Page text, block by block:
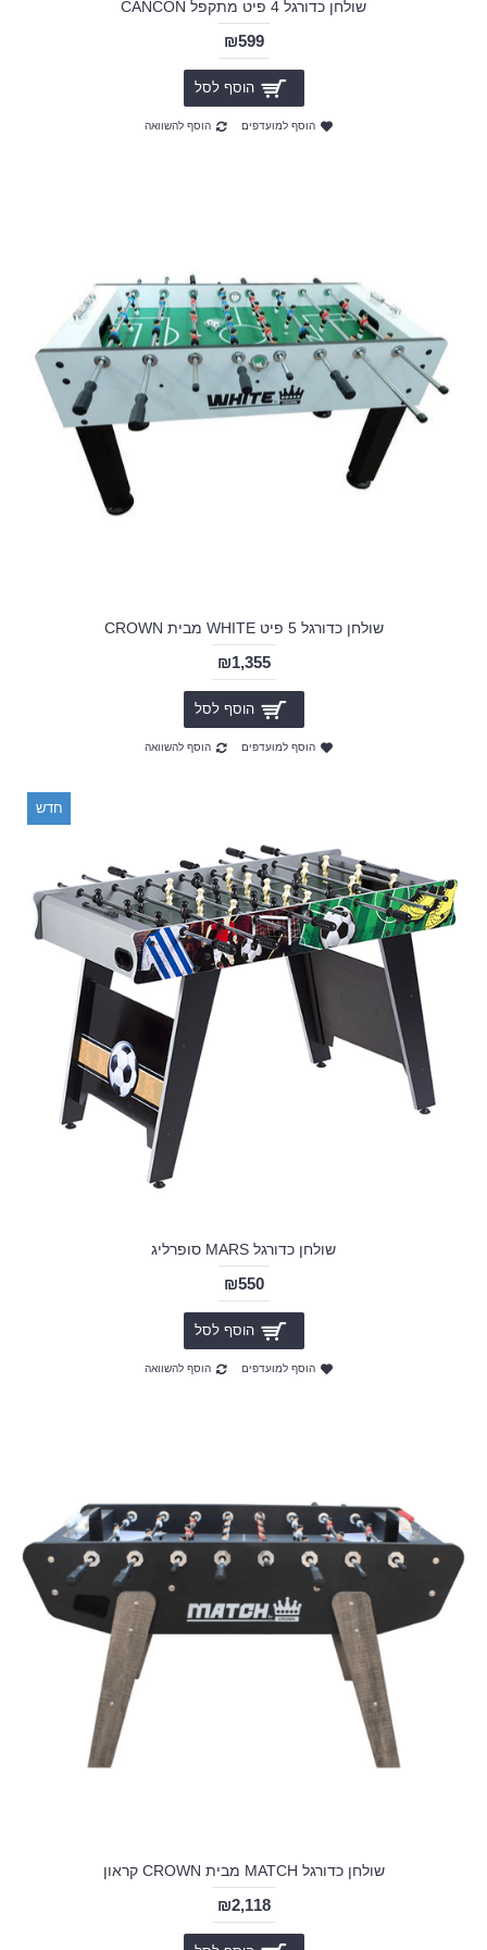
שולחן כדורגל 4 פיט מתקפל CANCON
₪599
הוסף לסל
הוסף למועדפים הוסף להשוואה
שולחן כדורגל 5 פיט WHITE מבית CROWN
₪1,355
הוסף לסל
הוסף למועדפים הוסף להשוואה
חדש
שולחן כדורגל MARS סופרליג
₪550
הוסף לסל
הוסף למועדפים הוסף להשוואה
שולחן כדורגל MATCH מבית CROWN קראון
₪2,118